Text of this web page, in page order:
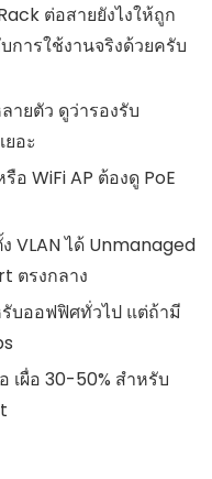
ต่อสายยังไงให้ถูก
การใช้งานจริงด้วยครับ
ายตัว ดูว่ารองรับ
อะ
WiFi AP ต้องดู PoE
VLAN ได้ Unmanaged
ตรงกลาง
บออฟฟิศทั่วไป แต่ถ้ามี
ผื่อ 30-50% สำหรับ